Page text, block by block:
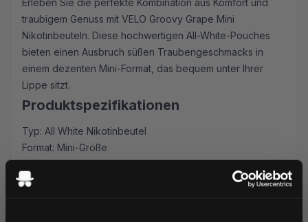
Erleben Sie die perfekte Kombination aus Komfort und
traubigem Genuss mit VELO Groovy Grape Mini
Nikotinbeuteln. Diese hochwertigen All-White-Pouches
bieten einen Ausbruch süßen Traubengeschmacks in
einem dezenten Mini-Format, das bequem unter Ihrer
Lippe sitzt.
Produktspezifikationen
Typ: All White Nikotinbeutel
Format: Mini-Größe
Nikotinstärke: 6mg
Menge: 20 Beutel pro Dose